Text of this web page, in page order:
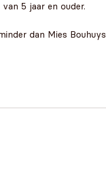
5 jaar en ouder.
dan Mies Bouhuys